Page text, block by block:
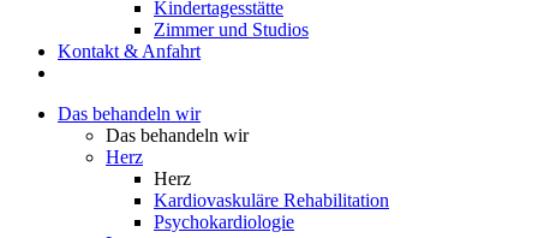
Kindertagesstätte
Zimmer und Studios
Kontakt & Anfahrt
Das behandeln wir
Das behandeln wir
Herz
Herz
Kardiovaskuläre Rehabilitation
Psychokardiologie